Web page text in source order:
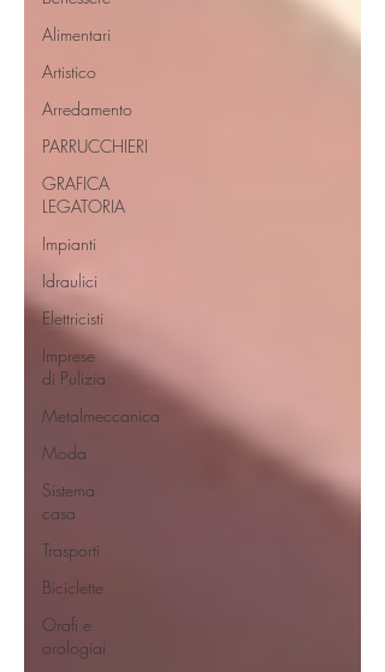
Alimentari
Artistico
Arredamento
PARRUCCHIERI
GRAFICA
LEGATORIA
Impianti
Idraulici
Elettricisti
Imprese
di Pulizia
Metalmeccanica
Moda
Sistema
casa
Trasporti
Biciclette
Orafi e
orologiai